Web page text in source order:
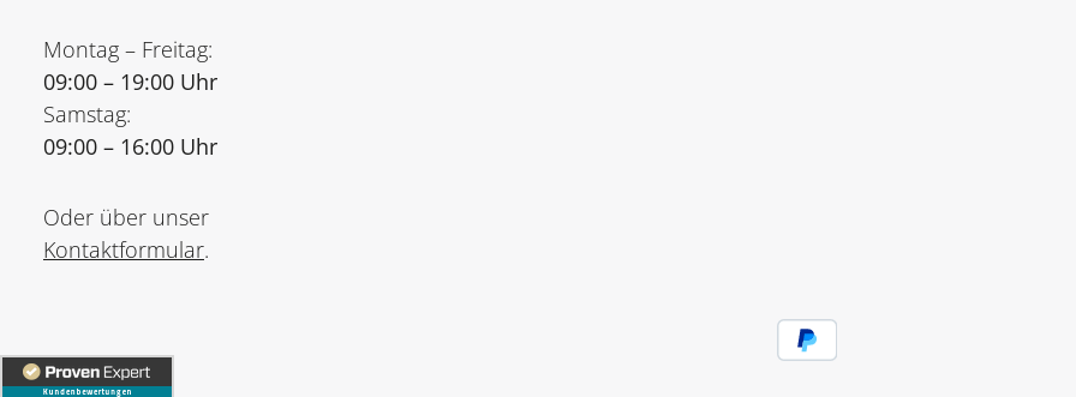
Montag – Freitag:
09:00 – 19:00 Uhr
Samstag:
09:00 – 16:00 Uhr
Oder über unser
Kontaktformular.